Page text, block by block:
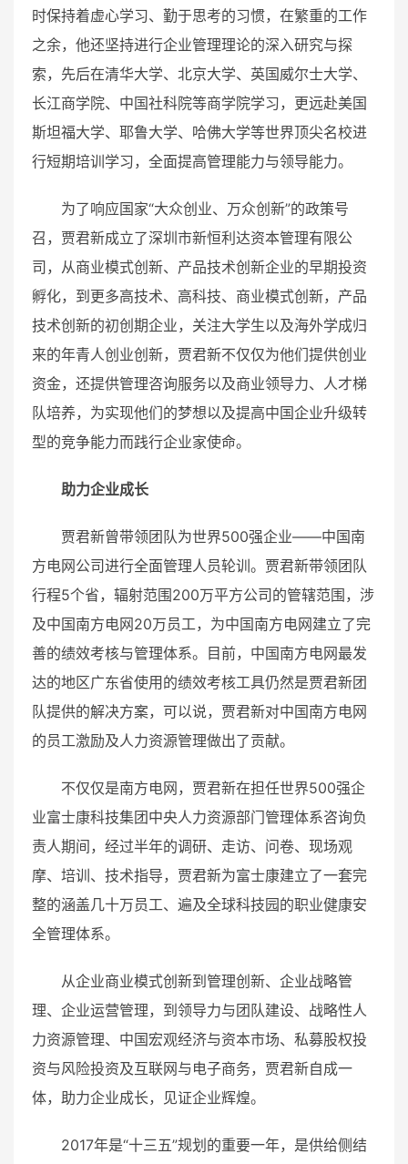
时保持着虚心学习、勤于思考的习惯，在繁重的工作
之余，他还坚持进行企业管理理论的深入研究与探
索，先后在清华大学、北京大学、英国威尔士大学、
长江商学院、中国社科院等商学院学习，更远赴美国
斯坦福大学、耶鲁大学、哈佛大学等世界顶尖名校进
行短期培训学习，全面提高管理能力与领导能力。
为了响应国家“大众创业、万众创新”的政策号
召，贾君新成立了深圳市新恒利达资本管理有限公
司，从商业模式创新、产品技术创新企业的早期投资
孵化，到更多高技术、高科技、商业模式创新，产品
技术创新的初创期企业，关注大学生以及海外学成归
来的年青人创业创新，贾君新不仅仅为他们提供创业
资金，还提供管理咨询服务以及商业领导力、人才梯
队培养，为实现他们的梦想以及提高中国企业升级转
型的竞争能力而践行企业家使命。
助力企业成长
贾君新曾带领团队为世界500强企业——中国南
方电网公司进行全面管理人员轮训。贾君新带领团队
行程5个省，辐射范围200万平方公司的管辖范围，涉
及中国南方电网20万员工，为中国南方电网建立了完
善的绩效考核与管理体系。目前，中国南方电网最发
达的地区广东省使用的绩效考核工具仍然是贾君新团
队提供的解决方案，可以说，贾君新对中国南方电网
的员工激励及人力资源管理做出了贡献。
不仅仅是南方电网，贾君新在担任世界500强企
业富士康科技集团中央人力资源部门管理体系咨询负
责人期间，经过半年的调研、走访、问卷、现场观
摩、培训、技术指导，贾君新为富士康建立了一套完
整的涵盖几十万员工、遍及全球科技园的职业健康安
全管理体系。
从企业商业模式创新到管理创新、企业战略管
理、企业运营管理，到领导力与团队建设、战略性人
力资源管理、中国宏观经济与资本市场、私募股权投
资与风险投资及互联网与电子商务，贾君新自成一
体，助力企业成长，见证企业辉煌。
2017年是“十三五”规划的重要一年，是供给侧结